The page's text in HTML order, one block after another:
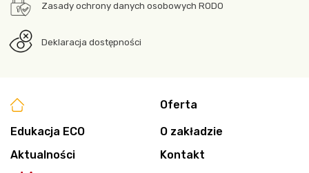
Zasady ochrony danych osobowych RODO
Deklaracja dostępności
Oferta
Edukacja ECO
O zakładzie
Aktualności
Kontakt